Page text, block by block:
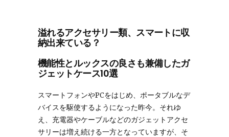
溢れるアクセサリー類、スマートに収
納出来ている？
機能性とルックスの良さも兼備したガ
ジェットケース10選
スマートフォンやPCをはじめ、ポータブルなデ
バイスを駆使するようになった昨今。それゆ
え、充電器やケーブルなどのガジェットアクセ
サリーは増え続ける一方となっていますが、そ